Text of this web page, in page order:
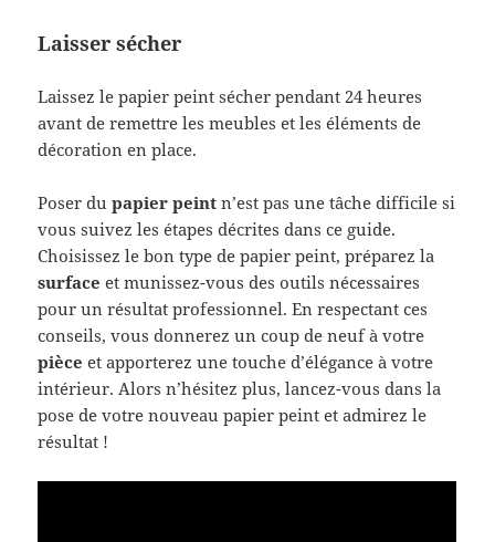
Laisser sécher
Laissez le papier peint sécher pendant 24 heures
avant de remettre les meubles et les éléments de
décoration en place.
Poser dupapier peint n’est pas une tâche difficile si
vous suivez les étapes décrites dans ce guide.
Choisissez le bon type de papier peint, préparez la
surface et munissez-vous des outils nécessaires
pour un résultat professionnel. En respectant ces
conseils, vous donnerez un coup de neuf à votre
pièce et apporterez une touche d’élégance à votre
intérieur. Alors n’hésitez plus, lancez-vous dans la
pose de votre nouveau papier peint et admirez le
résultat !